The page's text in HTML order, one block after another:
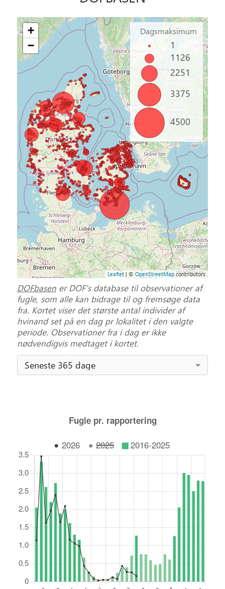
+
−
Dagsmaksimum
1
1126
2251
3375
4500
Leaflet | ©OpenStreetMap contributors
DOFbasener DOF's database til observationer af
fugle, som alle kan bidrage til og fremsøge data
fra. Kortet viser det største antal individer af
hvinand set på en dag pr lokalitet i den valgte
periode. Observationer fra i dag er ikke
nødvendigvis medtaget i kortet.
Seneste 365 dage